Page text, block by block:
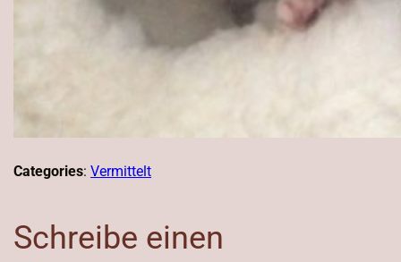
Categories:Vermittelt
Schreibe einen